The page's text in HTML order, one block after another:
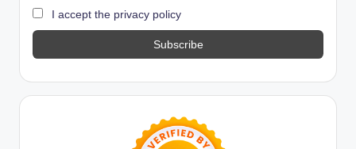
I accept the privacy policy